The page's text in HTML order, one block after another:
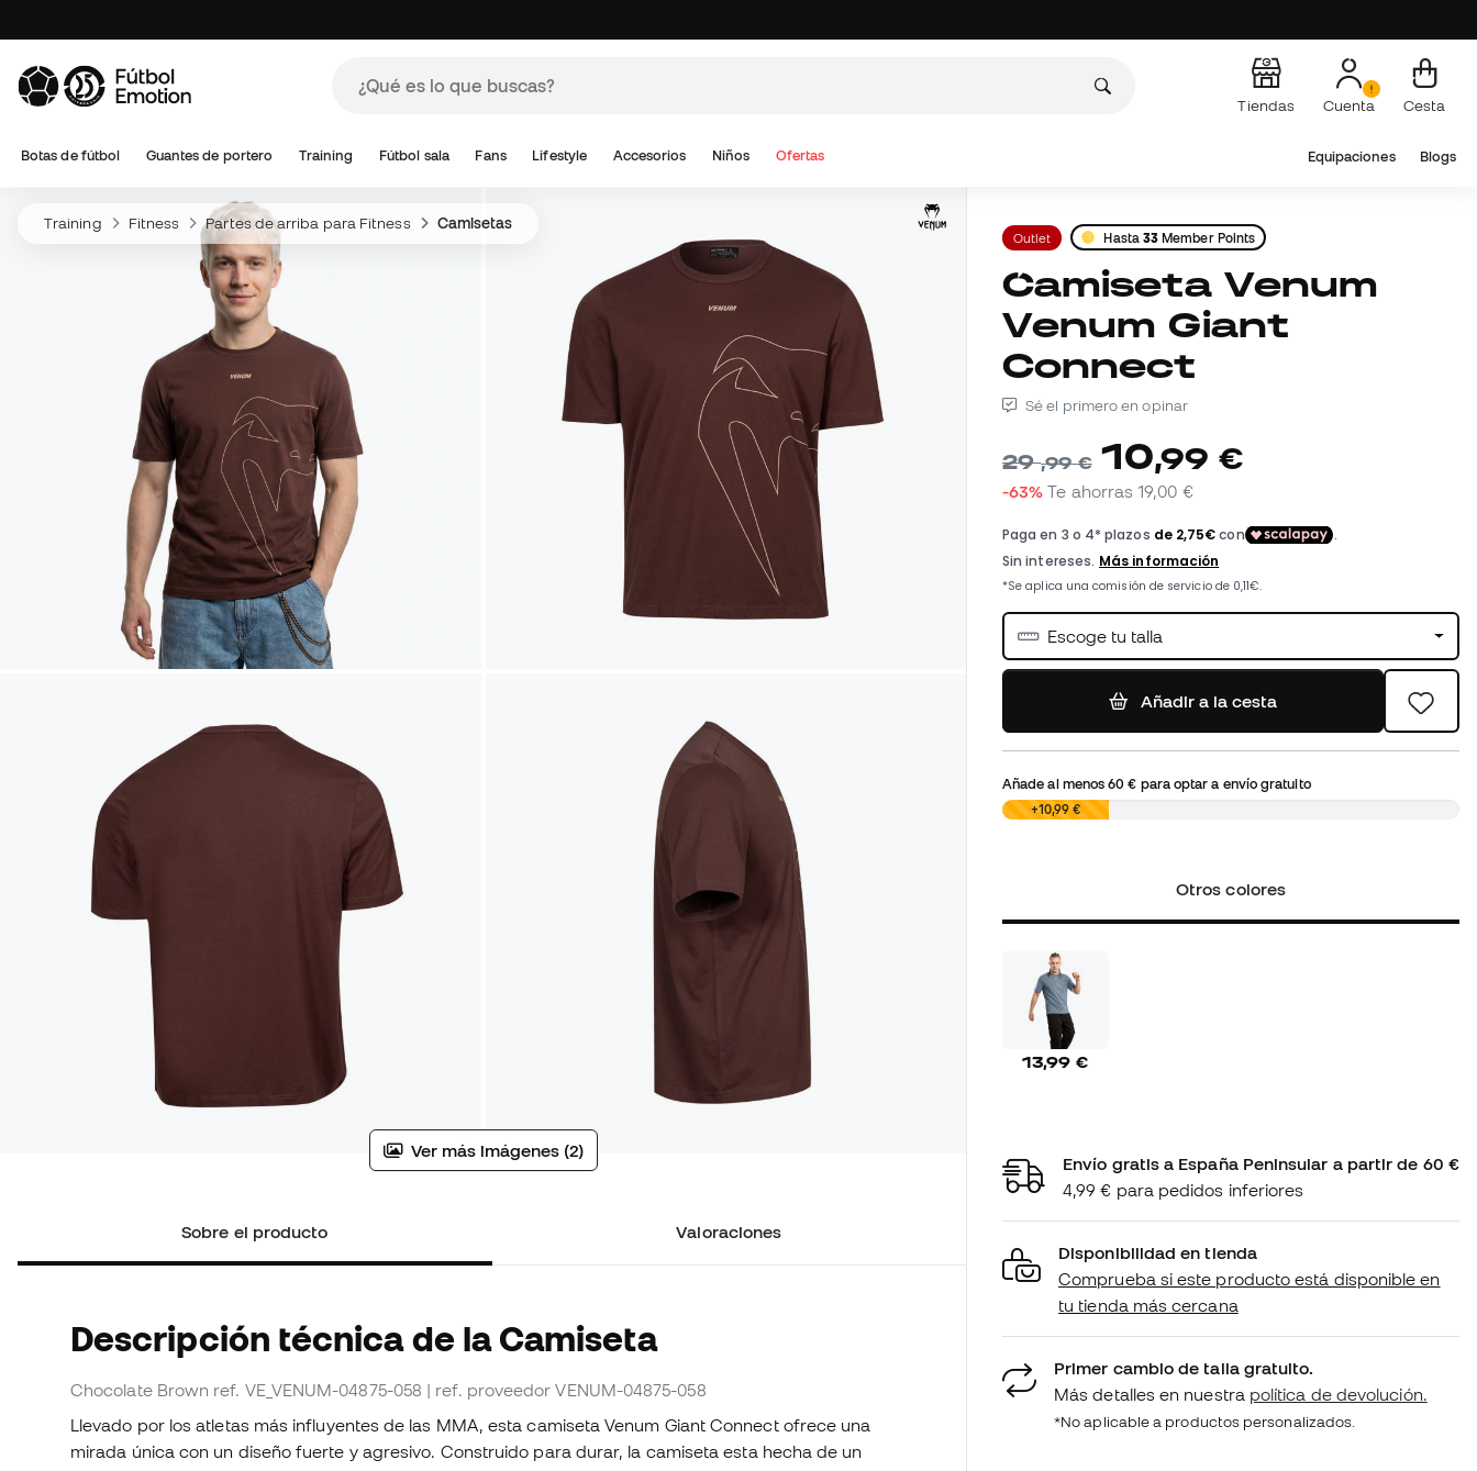
Tiendas Cuenta Cesta
Botas de fútbol Guantes de portero Training Fútbol sala Fans Lifestyle Accesorios Niños Ofertas Equipaciones Blogs
Training Fitness Partes de arriba para Fitness Camisetas
Ver más imágenes (2)
Sobre el producto Valoraciones
Descripción técnica de la Camiseta
Chocolate Brown ref. VE_VENUM-04875-058 | ref. proveedor VENUM-04875-058
Llevado por los atletas más influyentes de las MMA, esta camiseta Venum Giant Connect ofrece una
mirada única con un diseño fuerte y agresivo. Construido para durar, la camiseta esta hecha de un
Outlet Hasta 33 Member Points
Camiseta Venum
Venum Giant
Connect
Sé el primero en opinar
29,99 € 10,99 €
-63% Te ahorras19,00 €
Escoge tu talla
Añadir a la cesta
Añade al menos60 € para optar a envío gratuito
0,00 €+10,99 €
Otros colores
13,99 €
Envío gratis a España Peninsular a partir de 60 €
4,99 € para pedidos inferiores
Disponibilidad en tienda
Comprueba si este producto está disponible en
tu tienda más cercana
Primer cambio de talla gratuito.
Más detalles en nuestra política de devolución.
*No aplicable a productos personalizados.